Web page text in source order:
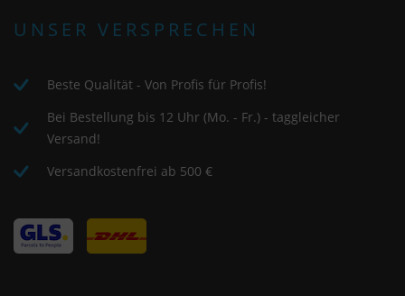
UNSER VERSPRECHEN
Beste Qualität - Von Profis für Profis!
Bei Bestellung bis 12 Uhr (Mo. - Fr.) - taggleicher
Versand!
Versandkostenfrei ab 500 €